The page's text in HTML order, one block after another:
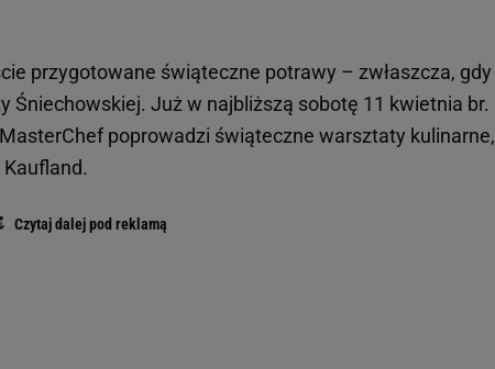
przygotowane świąteczne potrawy – zwłaszcza, gdy
Śniechowskiej. Już w najbliższą sobotę 11 kwietnia br.
poprowadzi świąteczne warsztaty kulinarne,